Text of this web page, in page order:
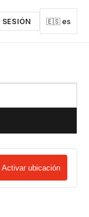
🇪🇸 es
Activar ubicación